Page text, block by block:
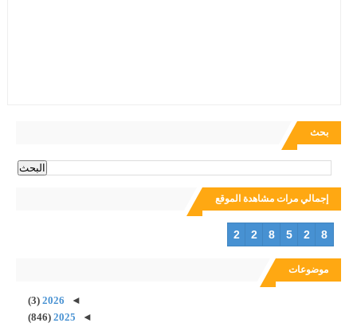
بحث
إجمالي مرات مشاهدة الموقع
2 2 8 5 2 8
موضوعات
◄
2026
(3)
◄
2025
(846)